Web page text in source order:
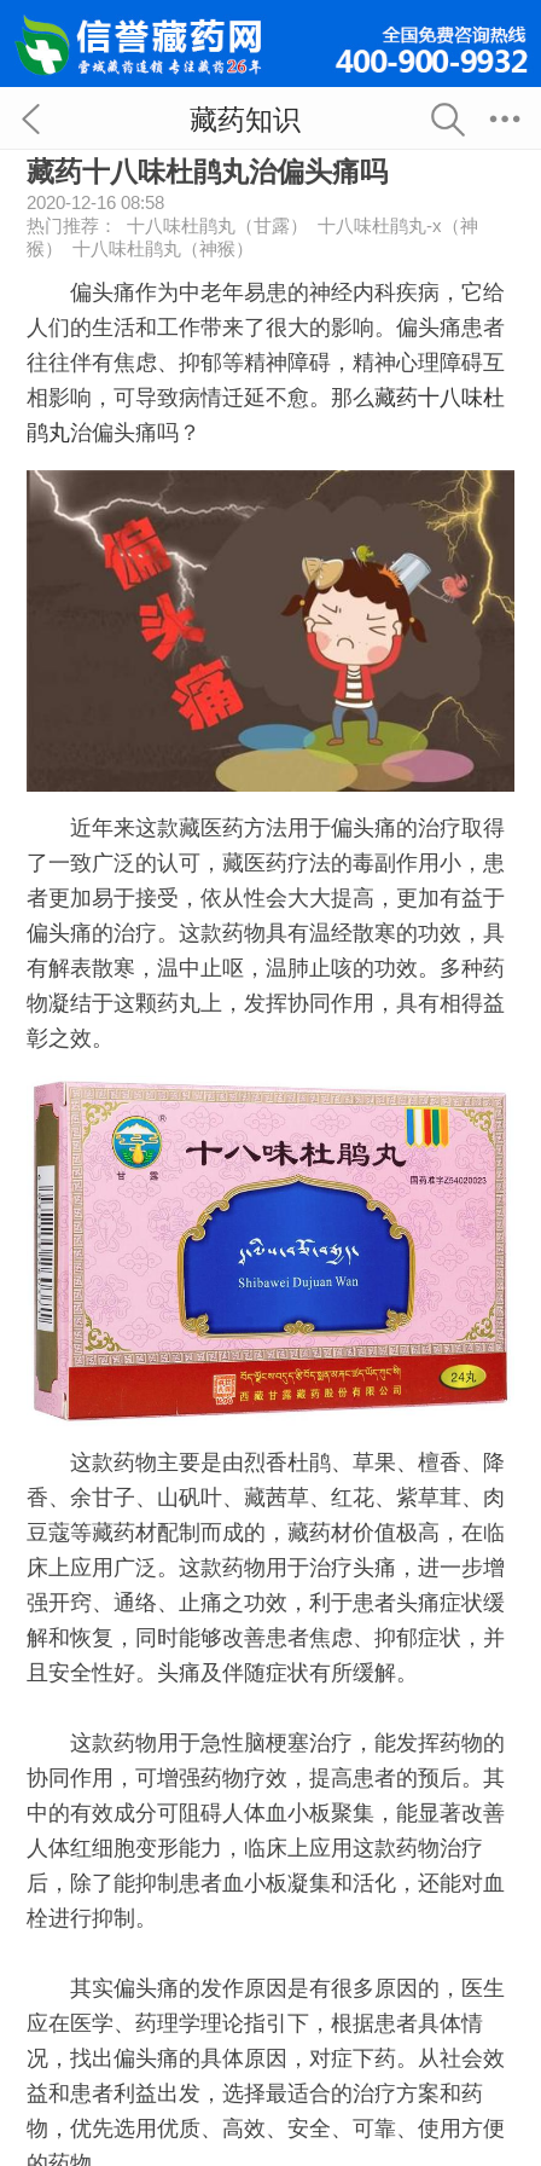
藏药知识
藏药十八味杜鹃丸治偏头痛吗
2020-12-16 08:58
热门推荐：十八味杜鹃丸（甘露）
十八味杜鹃丸-x（神
猴）
十八味杜鹃丸（神猴）
偏头痛作为中老年易患的神经内科疾病，它给
人们的生活和工作带来了很大的影响。偏头痛患者
往往伴有焦虑、抑郁等精神障碍，精神心理障碍互
相影响，可导致病情迁延不愈。那么藏药十八味杜
鹃丸治偏头痛吗？
近年来这款藏医药方法用于偏头痛的治疗取得
了一致广泛的认可，藏医药疗法的毒副作用小，患
者更加易于接受，依从性会大大提高，更加有益于
偏头痛的治疗。这款药物具有温经散寒的功效，具
有解表散寒，温中止呕，温肺止咳的功效。多种药
物凝结于这颗药丸上，发挥协同作用，具有相得益
彰之效。
这款药物主要是由烈香杜鹃、草果、檀香、降
香、余甘子、山矾叶、藏茜草、红花、紫草茸、肉
豆蔻等藏药材配制而成的，藏药材价值极高，在临
床上应用广泛。这款药物用于治疗头痛，进一步增
强开窍、通络、止痛之功效，利于患者头痛症状缓
解和恢复，同时能够改善患者焦虑、抑郁症状，并
且安全性好。头痛及伴随症状有所缓解。
这款药物用于急性脑梗塞治疗，能发挥药物的
协同作用，可增强药物疗效，提高患者的预后。其
中的有效成分可阻碍人体血小板聚集，能显著改善
人体红细胞变形能力，临床上应用这款药物治疗
后，除了能抑制患者血小板凝集和活化，还能对血
栓进行抑制。
其实偏头痛的发作原因是有很多原因的，医生
应在医学、药理学理论指引下，根据患者具体情
况，找出偏头痛的具体原因，对症下药。从社会效
益和患者利益出发，选择最适合的治疗方案和药
物，优先选用优质、高效、安全、可靠、使用方便